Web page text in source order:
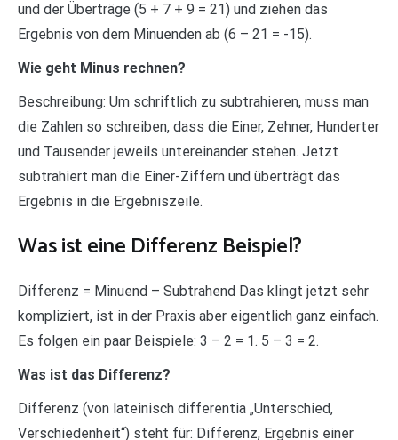
und der Überträge (5 + 7 + 9 = 21) und ziehen das
Ergebnis von dem Minuenden ab (6 – 21 = -15).
Wie geht Minus rechnen?
Beschreibung: Um schriftlich zu subtrahieren, muss man
die Zahlen so schreiben, dass die Einer, Zehner, Hunderter
und Tausender jeweils untereinander stehen. Jetzt
subtrahiert man die Einer-Ziffern und überträgt das
Ergebnis in die Ergebniszeile.
Was ist eine Differenz Beispiel?
Differenz = Minuend – Subtrahend Das klingt jetzt sehr
kompliziert, ist in der Praxis aber eigentlich ganz einfach.
Es folgen ein paar Beispiele: 3 – 2 = 1. 5 – 3 = 2.
Was ist das Differenz?
Differenz (von lateinisch differentia „Unterschied,
Verschiedenheit“) steht für: Differenz, Ergebnis einer